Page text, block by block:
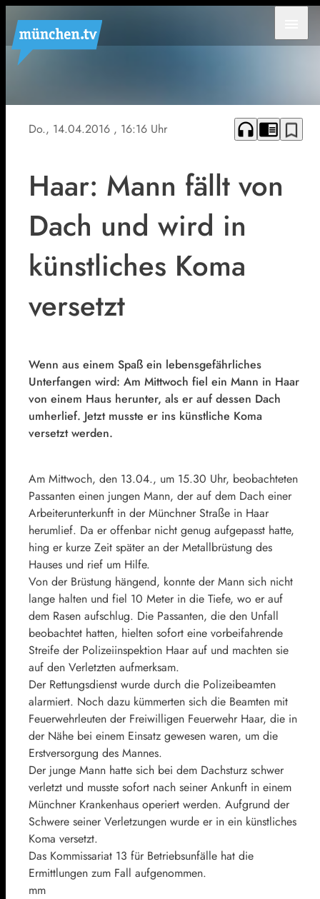
Symbolfoto
Do., 14.04.2016 , 16:16 Uhr headphones chrome_reader_mode bookmark_border
Haar: Mann fällt von
Dach und wird in
künstliches Koma
versetzt
Wenn aus einem Spaß ein lebensgefährliches
Unterfangen wird: Am Mittwoch fiel ein Mann in Haar
von einem Haus herunter, als er auf dessen Dach
umherlief. Jetzt musste er ins künstliche Koma
versetzt werden.
Am Mittwoch, den 13.04., um 15.30 Uhr, beobachteten
Passanten einen jungen Mann, der auf dem Dach einer
Arbeiterunterkunft in der Münchner Straße in Haar
herumlief. Da er offenbar nicht genug aufgepasst hatte,
hing er kurze Zeit später an der Metallbrüstung des
Hauses und rief um Hilfe.
Von der Brüstung hängend, konnte der Mann sich nicht
lange halten und fiel 10 Meter in die Tiefe, wo er auf
dem Rasen aufschlug. Die Passanten, die den Unfall
beobachtet hatten, hielten sofort eine vorbeifahrende
Streife der Polizeiinspektion Haar auf und machten sie
auf den Verletzten aufmerksam.
Der Rettungsdienst wurde durch die Polizeibeamten
alarmiert. Noch dazu kümmerten sich die Beamten mit
Feuerwehrleuten der Freiwilligen Feuerwehr Haar, die in
der Nähe bei einem Einsatz gewesen waren, um die
Erstversorgung des Mannes.
Der junge Mann hatte sich bei dem Dachsturz schwer
verletzt und musste sofort nach seiner Ankunft in einem
Münchner Krankenhaus operiert werden. Aufgrund der
Schwere seiner Verletzungen wurde er in ein künstliches
Koma versetzt.
Das Kommissariat 13 für Betriebsunfälle hat die
Ermittlungen zum Fall aufgenommen.
mm